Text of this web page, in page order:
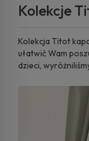
Kolekcje
Kolekcja Titot
ułatwić Wam
dzieci,